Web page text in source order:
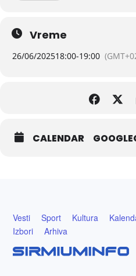
Vreme
26/06/202518:00-19:00
CALENDAR
Vesti Sport Kultura
Izbori
Arhiva